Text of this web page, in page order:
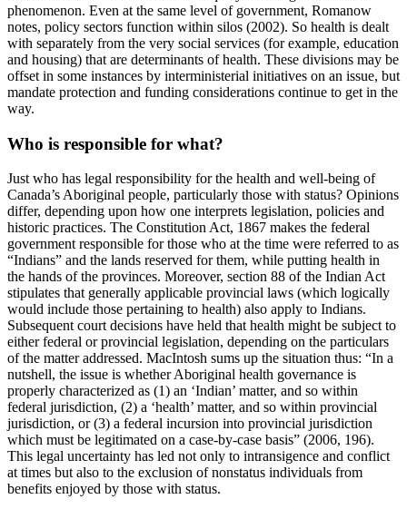
phenomenon. Even at the same level of government, Romanow
notes, policy sectors function within silos (2002). So health is dealt
with separately from the very social services (for example, education
and housing) that are determinants of health. These divisions may be
offset in some instances by interministerial initiatives on an issue, but
mandate protection and funding considerations continue to get in the
way.
Who is responsible for what?
Just who has legal responsibility for the health and well-being of
Canada’s Aboriginal people, particularly those with status? Opinions
differ, depending upon how one interprets legislation, policies and
historic practices. The Constitution Act, 1867 makes the federal
government responsible for those who at the time were referred to as
“Indians” and the lands reserved for them, while putting health in
the hands of the provinces. Moreover, section 88 of the Indian Act
stipulates that generally applicable provincial laws (which logically
would include those pertaining to health) also apply to Indians.
Subsequent court decisions have held that health might be subject to
either federal or provincial legislation, depending on the particulars
of the matter addressed. MacIntosh sums up the situation thus: “In a
nutshell, the issue is whether Aboriginal health governance is
properly characterized as (1) an ‘Indian’ matter, and so within
federal jurisdiction, (2) a ‘health’ matter, and so within provincial
jurisdiction, or (3) a federal incursion into provincial jurisdiction
which must be legitimated on a case-by-case basis” (2006, 196).
This legal uncertainty has led not only to intransigence and conflict
at times but also to the exclusion of nonstatus individuals from
benefits enjoyed by those with status.